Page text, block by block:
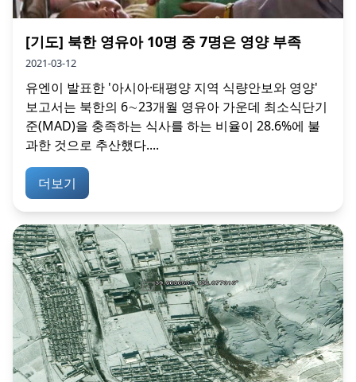
[기도] 북한 영유아 10명 중 7명은 영양 부족
2021-03-12
유엔이 발표한 '아시아·태평양 지역 식량안보와 영양'
보고서는 북한의 6∼23개월 영유아 가운데 최소식단기
준(MAD)을 충족하는 식사를 하는 비율이 28.6%에 불
과한 것으로 추산했다....
더보기